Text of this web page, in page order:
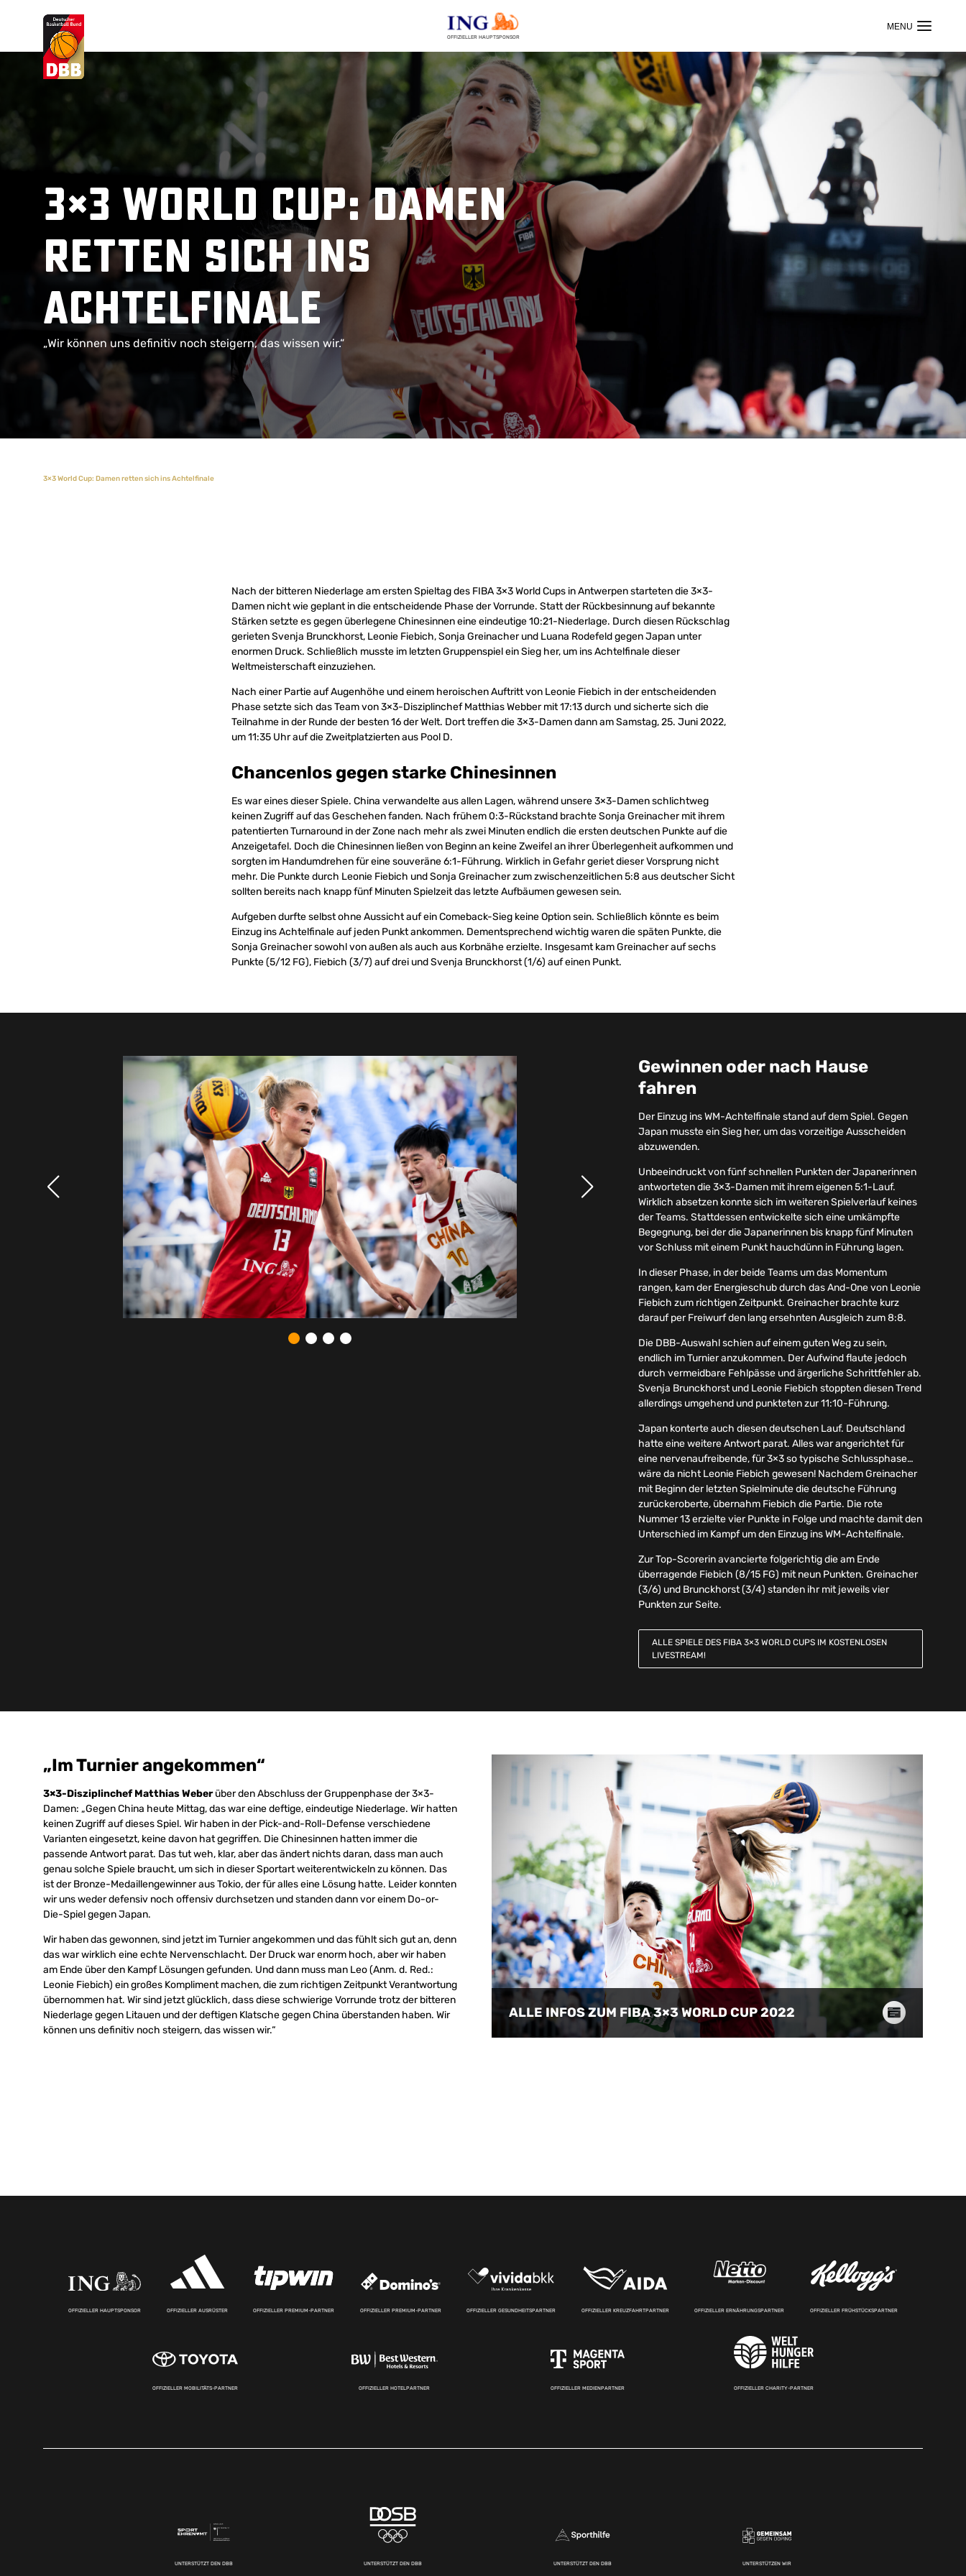
OFFIZIELLER HAUPTSPONSOR
Suchvorschläge
Dolor Sit
3×3 World Cup: Damen
retten sich ins
Achtelfinale
„Wir können uns definitiv noch steigern, das wissen wir.“
3×3 World Cup: Damen retten sich ins Achtelfinale
Nach der bitteren Niederlage am ersten Spieltag des FIBA 3×3 World Cups in Antwerpen starteten die 3×3-
Damen nicht wie geplant in die entscheidende Phase der Vorrunde. Statt der Rückbesinnung auf bekannte
Stärken setzte es gegen überlegene Chinesinnen eine eindeutige 10:21-Niederlage. Durch diesen Rückschlag
gerieten Svenja Brunckhorst, Leonie Fiebich, Sonja Greinacher und Luana Rodefeld gegen Japan unter
enormen Druck. Schließlich musste im letzten Gruppenspiel ein Sieg her, um ins Achtelfinale dieser
Weltmeisterschaft einzuziehen.
Nach einer Partie auf Augenhöhe und einem heroischen Auftritt von Leonie Fiebich in der entscheidenden
Phase setzte sich das Team von 3×3-Disziplinchef Matthias Webber mit 17:13 durch und sicherte sich die
Teilnahme in der Runde der besten 16 der Welt. Dort treffen die 3×3-Damen dann am Samstag, 25. Juni 2022,
um 11:35 Uhr auf die Zweitplatzierten aus Pool D.
Chancenlos gegen starke Chinesinnen
Es war eines dieser Spiele. China verwandelte aus allen Lagen, während unsere 3×3-Damen schlichtweg
keinen Zugriff auf das Geschehen fanden. Nach frühem 0:3-Rückstand brachte Sonja Greinacher mit ihrem
patentierten Turnaround in der Zone nach mehr als zwei Minuten endlich die ersten deutschen Punkte auf die
Anzeigetafel. Doch die Chinesinnen ließen von Beginn an keine Zweifel an ihrer Überlegenheit aufkommen und
sorgten im Handumdrehen für eine souveräne 6:1-Führung. Wirklich in Gefahr geriet dieser Vorsprung nicht
mehr. Die Punkte durch Leonie Fiebich und Sonja Greinacher zum zwischenzeitlichen 5:8 aus deutscher Sicht
sollten bereits nach knapp fünf Minuten Spielzeit das letzte Aufbäumen gewesen sein.
Aufgeben durfte selbst ohne Aussicht auf ein Comeback-Sieg keine Option sein. Schließlich könnte es beim
Einzug ins Achtelfinale auf jeden Punkt ankommen. Dementsprechend wichtig waren die späten Punkte, die
Sonja Greinacher sowohl von außen als auch aus Korbnähe erzielte. Insgesamt kam Greinacher auf sechs
Punkte (5/12 FG), Fiebich (3/7) auf drei und Svenja Brunckhorst (1/6) auf einen Punkt.
Gewinnen oder nach Hause
fahren
Der Einzug ins WM-Achtelfinale stand auf dem Spiel. Gegen
Japan musste ein Sieg her, um das vorzeitige Ausscheiden
abzuwenden.
Unbeeindruckt von fünf schnellen Punkten der Japanerinnen
antworteten die 3×3-Damen mit ihrem eigenen 5:1-Lauf.
Wirklich absetzen konnte sich im weiteren Spielverlauf keines
der Teams. Stattdessen entwickelte sich eine umkämpfte
Begegnung, bei der die Japanerinnen bis knapp fünf Minuten
vor Schluss mit einem Punkt hauchdünn in Führung lagen.
In dieser Phase, in der beide Teams um das Momentum
rangen, kam der Energieschub durch das And-One von Leonie
Fiebich zum richtigen Zeitpunkt. Greinacher brachte kurz
darauf per Freiwurf den lang ersehnten Ausgleich zum 8:8.
Die DBB-Auswahl schien auf einem guten Weg zu sein,
endlich im Turnier anzukommen. Der Aufwind flaute jedoch
durch vermeidbare Fehlpässe und ärgerliche Schrittfehler ab.
Svenja Brunckhorst und Leonie Fiebich stoppten diesen Trend
allerdings umgehend und punkteten zur 11:10-Führung.
Japan konterte auch diesen deutschen Lauf. Deutschland
hatte eine weitere Antwort parat. Alles war angerichtet für
eine nervenaufreibende, für 3×3 so typische Schlussphase…
wäre da nicht Leonie Fiebich gewesen! Nachdem Greinacher
mit Beginn der letzten Spielminute die deutsche Führung
zurückeroberte, übernahm Fiebich die Partie. Die rote
Nummer 13 erzielte vier Punkte in Folge und machte damit den
Unterschied im Kampf um den Einzug ins WM-Achtelfinale.
Zur Top-Scorerin avancierte folgerichtig die am Ende
überragende Fiebich (8/15 FG) mit neun Punkten. Greinacher
(3/6) und Brunckhorst (3/4) standen ihr mit jeweils vier
Punkten zur Seite.
ALLE SPIELE DES FIBA 3×3 WORLD CUPS IM KOSTENLOSEN
LIVESTREAM!
„Im Turnier angekommen“
3×3-Disziplinchef Matthias Weberüber den Abschluss der Gruppenphase der 3×3-
Damen: „Gegen China heute Mittag, das war eine deftige, eindeutige Niederlage. Wir hatten
keinen Zugriff auf dieses Spiel. Wir haben in der Pick-and-Roll-Defense verschiedene
Varianten eingesetzt, keine davon hat gegriffen. Die Chinesinnen hatten immer die
passende Antwort parat. Das tut weh, klar, aber das ändert nichts daran, dass man auch
genau solche Spiele braucht, um sich in dieser Sportart weiterentwickeln zu können. Das
ist der Bronze-Medaillengewinner aus Tokio, der für alles eine Lösung hatte. Leider konnten
wir uns weder defensiv noch offensiv durchsetzen und standen dann vor einem Do-or-
Die-Spiel gegen Japan.
Wir haben das gewonnen, sind jetzt im Turnier angekommen und das fühlt sich gut an, denn
das war wirklich eine echte Nervenschlacht. Der Druck war enorm hoch, aber wir haben
am Ende über den Kampf Lösungen gefunden. Und dann muss man Leo (Anm. d. Red.:
Leonie Fiebich) ein großes Kompliment machen, die zum richtigen Zeitpunkt Verantwortung
übernommen hat. Wir sind jetzt glücklich, dass diese schwierige Vorrunde trotz der bitteren
Niederlage gegen Litauen und der deftigen Klatsche gegen China überstanden haben. Wir
können uns definitiv noch steigern, das wissen wir.“
ALLE INFOS ZUM FIBA 3×3 WORLD CUP 2022
OFFIZIELLER HAUPTSPONSOR OFFIZIELLER AUSRÜSTER OFFIZIELLER PREMIUM-PARTNER OFFIZIELLER PREMIUM-PARTNER OFFIZIELLER GESUNDHEITSPARTNER OFFIZIELLER KREUZFAHRTPARTNER OFFIZIELLER ERNÄHRUNGSPARTNER OFFIZIELLER FRÜHSTÜCKSPARTNER
OFFIZIELLER MOBILITÄTS-PARTNER OFFIZIELLER HOTELPARTNER OFFIZIELLER MEDIENPARTNER OFFIZIELLER CHARITY-PARTNER
UNTERSTÜTZT DEN DBB UNTERSTÜTZT DEN DBB UNTERSTÜTZT DEN DBB UNTERSTÜTZEN WIR